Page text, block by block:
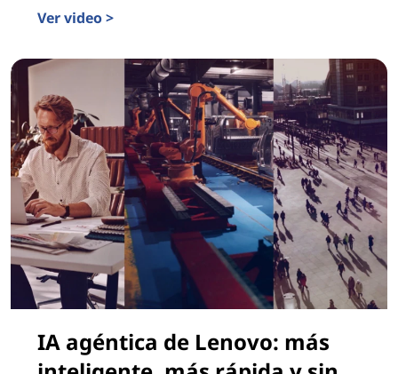
Ver video >
IA agéntica de Lenovo: más